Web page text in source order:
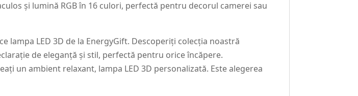
și lumină RGB în 16 culori, perfectă pentru decorul camerei sau
lampa LED 3D de la EnergyGift. Descoperiți colecția noastră
de eleganță și stil, perfectă pentru orice încăpere.
un ambient relaxant, lampa LED 3D personalizată. Este alegerea